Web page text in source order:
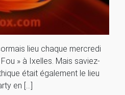
lieu chaque mercredi
» à Ixelles. Mais saviez-
était également le lieu
en […]